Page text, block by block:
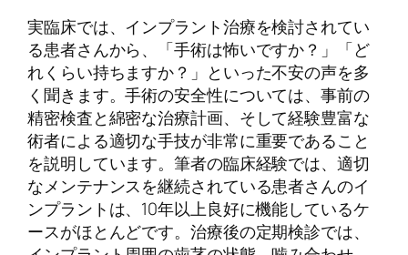
実臨床では、インプラント治療を検討されてい
る患者さんから、「手術は怖いですか？」「ど
れくらい持ちますか？」といった不安の声を多
く聞きます。手術の安全性については、事前の
精密検査と綿密な治療計画、そして経験豊富な
術者による適切な手技が非常に重要であること
を説明しています。筆者の臨床経験では、適切
なメンテナンスを継続されている患者さんのイ
ンプラントは、10年以上良好に機能しているケ
ースがほとんどです。治療後の定期検診では、